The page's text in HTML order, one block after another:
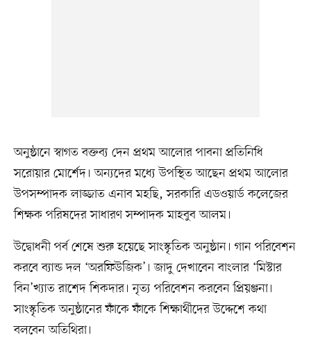
অনুষ্ঠানে স্বাগত বক্তব্য দেন প্রথম আলোর পাবনা প্রতিনিধি
সরোয়ার মোর্শেদ। অন্যদের মধ্যে উপস্থিত আছেন প্রথম আলোর
উপসম্পাদক লাজ্জাত এনাব মহছি, সরকারি এডওয়ার্ড কলেজের
শিক্ষক পরিষদের সাধারণ সম্পাদক মাহবুব আলম।
উদ্বোধনী পর্ব শেষে শুরু হয়েছে সাংস্কৃতিক অনুষ্ঠান। গান পরিবেশন
করবে ব্যান্ড দল ‘অরফিউজিক’। জাদু দেখাবেন বাংলার ‘মিস্টার
বিন’খ্যাত রাশেদ শিকদার। নৃত্য পরিবেশন করবেন প্রিয়ঞ্জনা।
সাংস্কৃতিক অনুষ্ঠানের ফাঁকে ফাঁকে শিক্ষার্থীদের উদ্দেশে কথা
বলবেন অতিথিরা।